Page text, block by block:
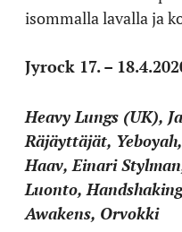
isommalla lavalla ja
Jyrock 17. –
Heavy Lungs (UK),
Räjäyttäjät,
Haav, Einari
Luonto,
Awakens, Orvokki